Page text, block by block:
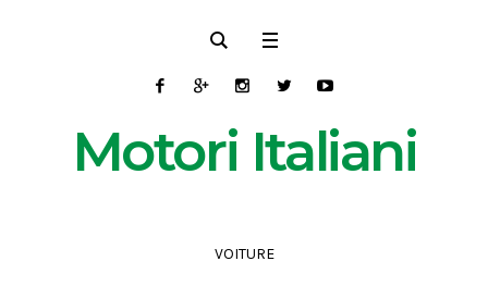
Motori Italiani
VOITURE